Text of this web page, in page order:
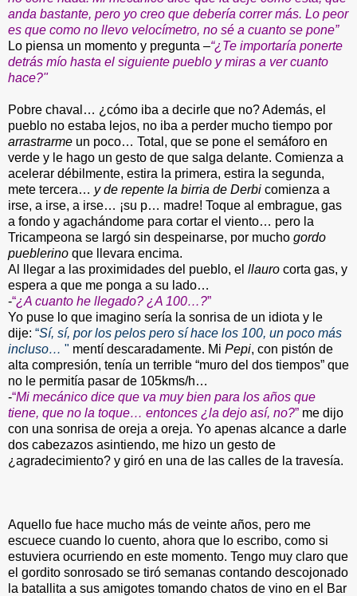
anda bastante, pero yo creo que debería correr más. Lo peor
es que como no llevo velocímetro, no sé a cuanto se pone”
Lo piensa un momento y pregunta –“¿Te importaría ponerte
detrás mío hasta el siguiente pueblo y miras a ver cuanto
hace?"
Pobre chaval… ¿cómo iba a decirle que no? Además, el
pueblo no estaba lejos, no iba a perder mucho tiempo por
arrastrarme un poco… Total, que se pone el semáforo en
verde y le hago un gesto de que salga delante. Comienza a
acelerar débilmente, estira la primera, estira la segunda,
mete tercera… y de repente la birria de Derbi comienza a
irse, a irse, a irse… ¡su p… madre! Toque al embrague, gas
a fondo y agachándome para cortar el viento… pero la
Tricampeona se largó sin despeinarse, por mucho gordo
pueblerino que llevara encima.
Al llegar a las proximidades del pueblo, el llauro corta gas, y
espera a que me ponga a su lado…
-“¿A cuanto he llegado? ¿A 100…?”
Yo puse lo que imagino sería la sonrisa de un idiota y le
dije: “Sí, sí, por los pelos pero sí hace los 100, un poco más
incluso… " mentí descaradamente. Mi Pepi, con pistón de
alta compresión, tenía un terrible “muro del dos tiempos” que
no le permitía pasar de 105kms/h…
-“Mi mecánico dice que va muy bien para los años que
tiene, que no la toque… entonces ¿la dejo así, no?” me dijo
con una sonrisa de oreja a oreja. Yo apenas alcance a darle
dos cabezazos asintiendo, me hizo un gesto de
¿agradecimiento? y giró en una de las calles de la travesía.
Aquello fue hace mucho más de veinte años, pero me
escuece cuando lo cuento, ahora que lo escribo, como si
estuviera ocurriendo en este momento. Tengo muy claro que
el gordito sonrosado se tiró semanas contando descojonado
la batallita a sus amigotes tomando chatos de vino en el Bar